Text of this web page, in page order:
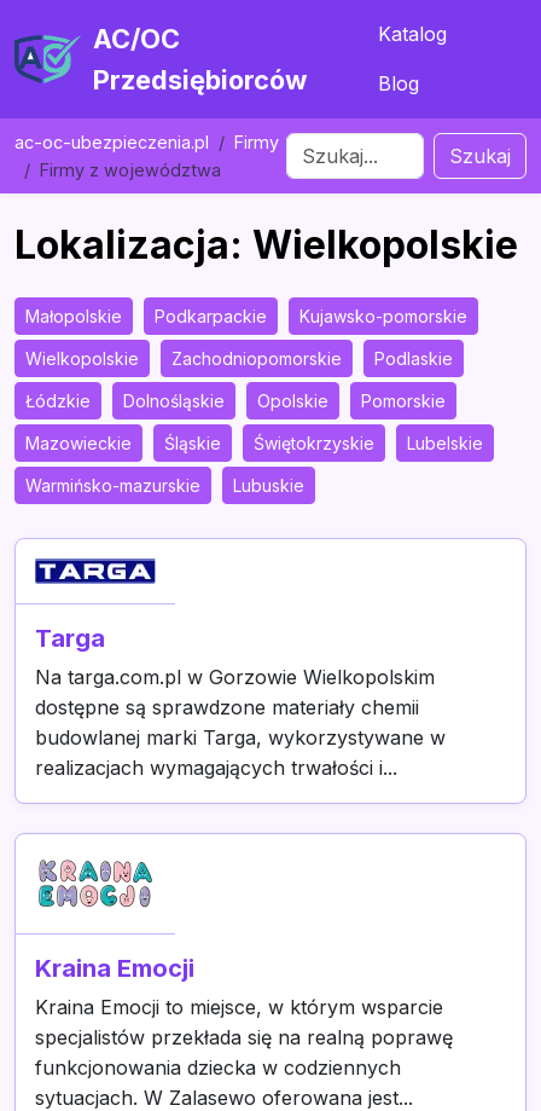
AC/OC
Przedsiębiorców
Katalog
Blog
ac-oc-ubezpieczenia.pl
Firmy
Firmy z województwa
Szukaj
Lokalizacja: Wielkopolskie
Małopolskie Podkarpackie Kujawsko-pomorskie
Wielkopolskie Zachodniopomorskie Podlaskie
Łódzkie Dolnośląskie Opolskie Pomorskie
Mazowieckie Śląskie Świętokrzyskie Lubelskie
Warmińsko-mazurskie Lubuskie
Targa
Na targa.com.pl w Gorzowie Wielkopolskim
dostępne są sprawdzone materiały chemii
budowlanej marki Targa, wykorzystywane w
realizacjach wymagających trwałości i...
Kraina Emocji
Kraina Emocji to miejsce, w którym wsparcie
specjalistów przekłada się na realną poprawę
funkcjonowania dziecka w codziennych
sytuacjach. W Zalasewo oferowana jest...